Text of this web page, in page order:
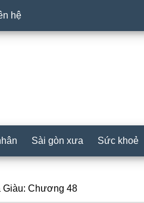
hệ
Sài gòn xưa Sức khoẻ
Chương 48